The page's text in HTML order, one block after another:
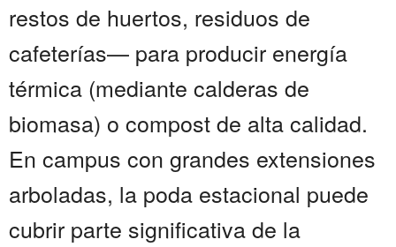
restos de huertos, residuos de
cafeterías— para producir energía
térmica (mediante calderas de
biomasa) o compost de alta calidad.
En campus con grandes extensiones
arboladas, la poda estacional puede
cubrir parte significativa de la